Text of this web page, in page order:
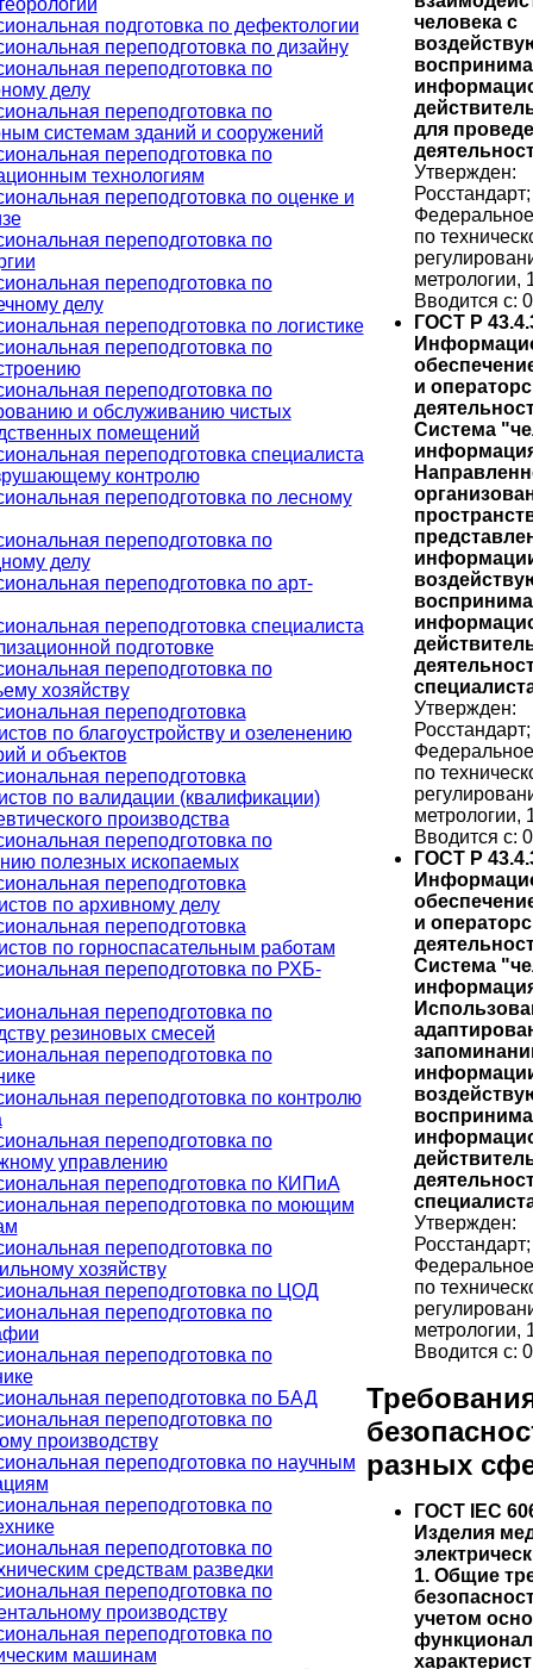
подготовка по дефектологии
переподготовка по дизайну
переподготовка по
делу
переподготовка по
системам зданий и сооружений
переподготовка по
технологиям
переподготовка по оценке и
переподготовка по
переподготовка по
делу
переподготовка по логистике
переподготовка по
переподготовка по
и обслуживанию чистых
помещений
переподготовка специалиста
контролю
переподготовка по лесному
переподготовка по
делу
переподготовка по арт-
переподготовка специалиста
подготовке
переподготовка по
хозяйству
переподготовка
по благоустройству и озеленению
и объектов
переподготовка
по валидации (квалификации)
производства
переподготовка по
полезных ископаемых
переподготовка
по архивному делу
переподготовка
по горноспасательным работам
переподготовка по РХБ-
переподготовка по
резиновых смесей
переподготовка по
переподготовка по контролю
переподготовка по
управлению
переподготовка по КИПиА
переподготовка по моющим
переподготовка по
хозяйству
переподготовка по ЦОД
переподготовка по
переподготовка по
переподготовка по БАД
переподготовка по
производству
переподготовка по научным
переподготовка по
переподготовка по
средствам разведки
переподготовка по
производству
переподготовка по
машинам
человека с
для
Утвержден:
Росстандарт;
по
метрологии,
Вводится с:
ГОСТ Р
и
Система
Утвержден:
Росстандарт;
по
метрологии,
Вводится с:
ГОСТ Р
и
Система
Утвержден:
Росстандарт;
по
метрологии,
Вводится с:
разных
ГОСТ IEC
Изделия
1. Общие
учетом